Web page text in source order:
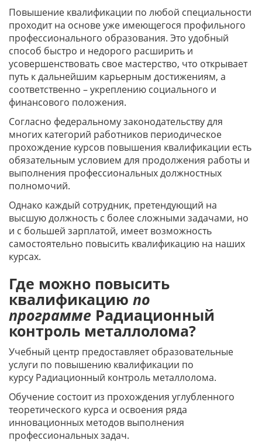
Повышение квалификации по любой специальности
проходит на основе уже имеющегося профильного
профессионального образования. Это удобный
способ быстро и недорого расширить и
усовершенствовать свое мастерство, что открывает
путь к дальнейшим карьерным достижениям, а
соответственно – укреплению социального и
финансового положения.
Согласно федеральному законодательству для
многих категорий работников периодическое
прохождение курсов повышения квалификации есть
обязательным условием для продолжения работы и
выполнения профессиональных должностных
полномочий.
Однако каждый сотрудник, претендующий на
высшую должность с более сложными задачами, но
и с большей зарплатой, имеет возможность
самостоятельно повысить квалификацию на наших
курсах.
Где можно повысить
квалификацию по
программе Радиационный
контроль металлолома?
Учебный центр предоставляет образовательные
услуги по повышению квалификации по
курсу Радиационный контроль металлолома.
Обучение состоит из прохождения углубленного
теоретического курса и освоения ряда
инновационных методов выполнения
профессиональных задач.